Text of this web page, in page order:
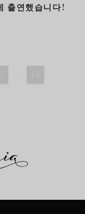
출연했습니다!
... 12